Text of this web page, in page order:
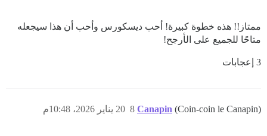
ممتاز!! هذه خطوة كبيرة! أحب ديسكورس وأحب أن هذا سيجعله
متاحًا للجميع على الأرجح!
3 إعجابات
Canapin (Coin-coin le Canapin) 20 يناير 2026، 10:48م 8